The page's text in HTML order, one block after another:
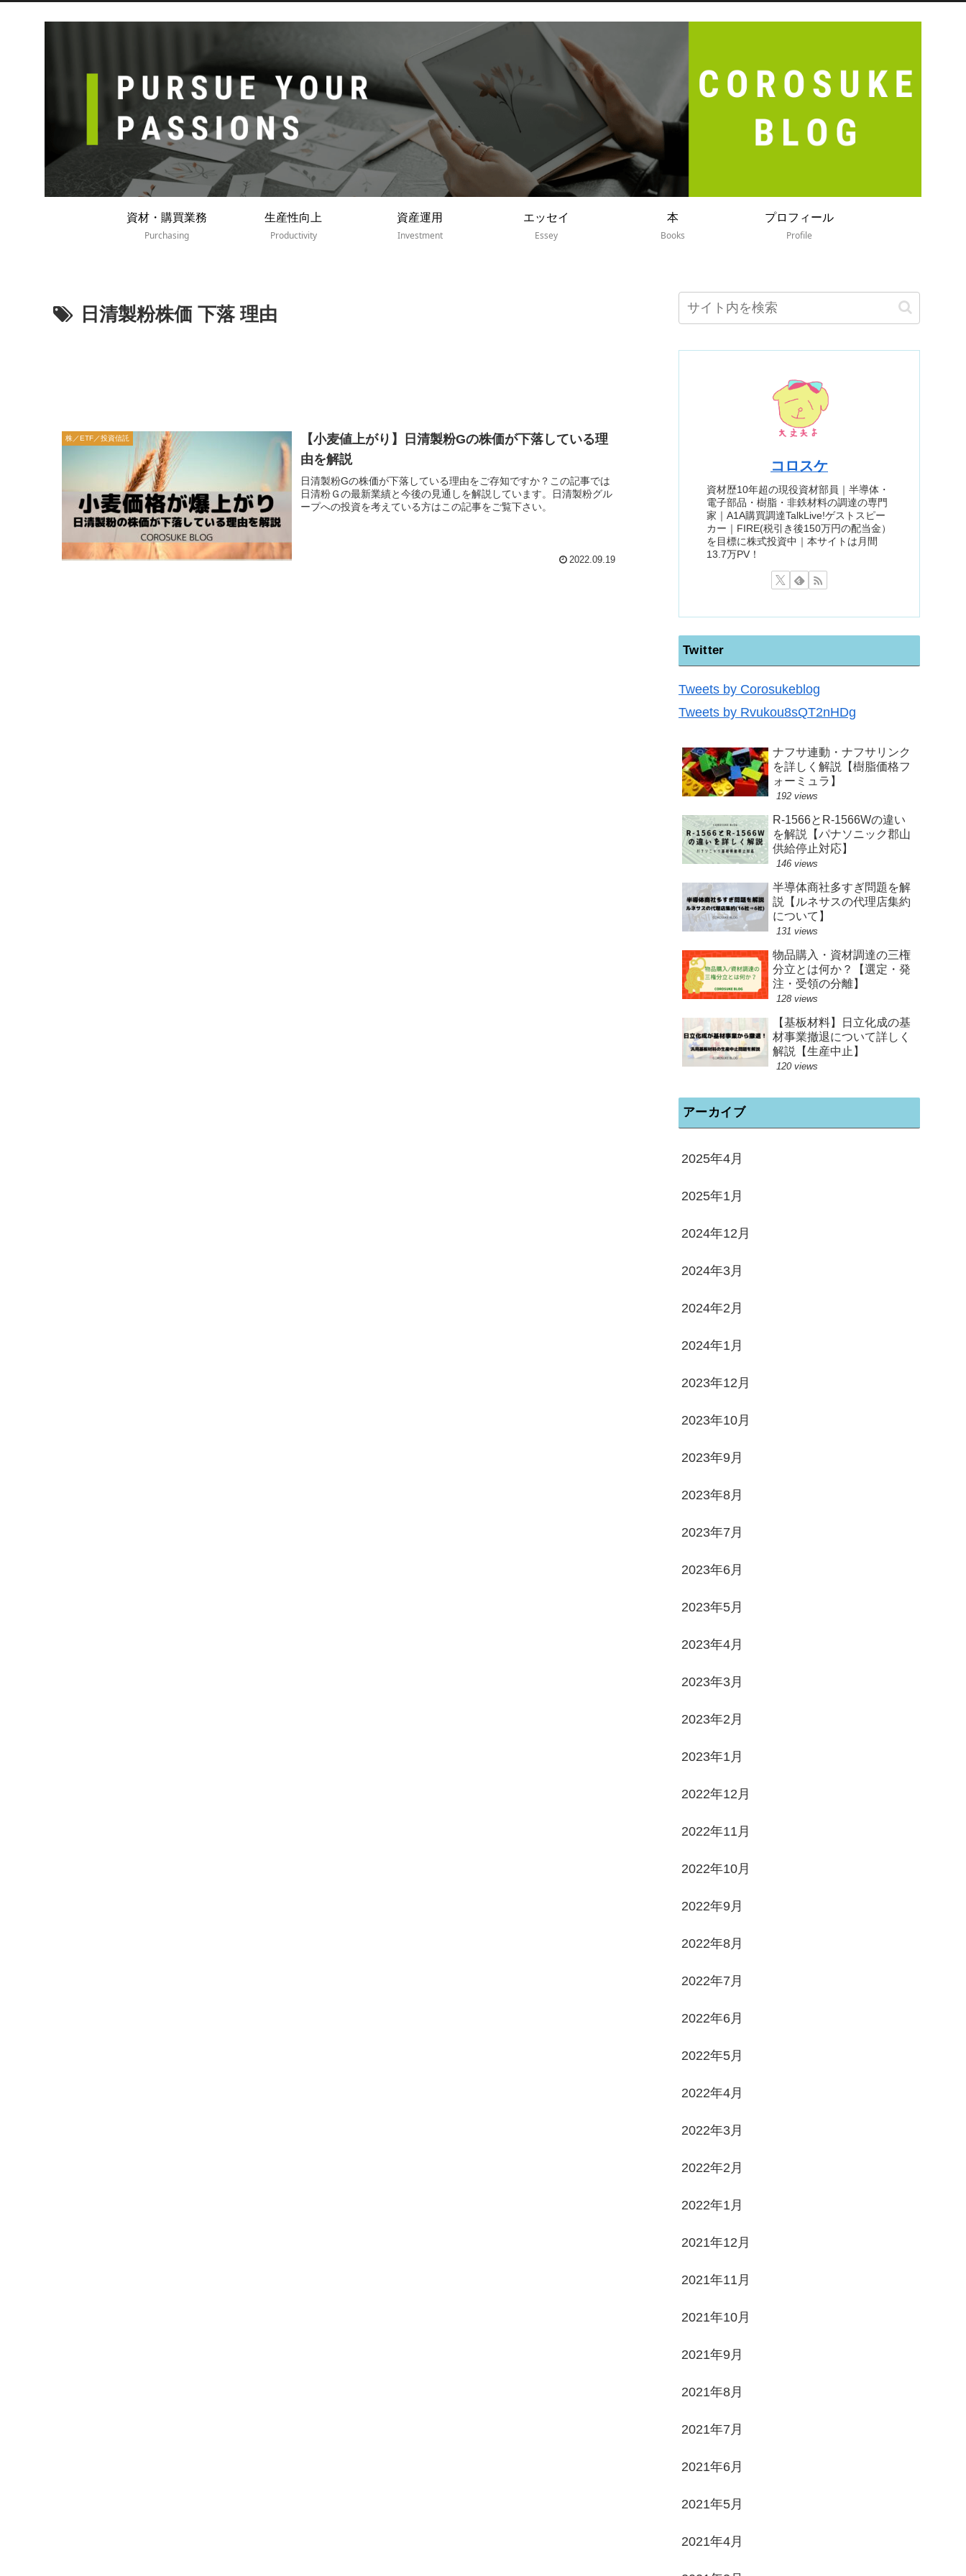
資材・購買業務
Purchasing
生産性向上
Productivity
資産運用
Investment
エッセイ
Essey
本
Books
プロフィール
Profile
日清製粉株価 下落 理由
株／ETF／投資信託
【小麦値上がり】日清製粉Gの株価が下落している理
由を解説
日清製粉Gの株価が下落している理由をご存知ですか？この記事では
日清粉Ｇの最新業績と今後の見通しを解説しています。日清製粉グル
ープへの投資を考えている方はこの記事をご覧下さい。
2022.09.19
コロスケ
資材歴10年超の現役資材部員｜半導体・
電子部品・樹脂・非鉄材料の調達の専門
家｜A1A購買調達TalkLive!ゲストスピー
カー｜FIRE(税引き後150万円の配当金）
を目標に株式投資中｜本サイトは月間
13.7万PV！
Twitter
Tweets by Corosukeblog
Tweets by Rvukou8sQT2nHDg
ナフサ連動・ナフサリンク
を詳しく解説【樹脂価格フ
ォーミュラ】
192 views
R-1566とR-1566Wの違い
を解説【パナソニック郡山
供給停止対応】
146 views
半導体商社多すぎ問題を解
説【ルネサスの代理店集約
について】
131 views
物品購入・資材調達の三権
分立とは何か？【選定・発
注・受領の分離】
128 views
【基板材料】日立化成の基
材事業撤退について詳しく
解説【生産中止】
120 views
アーカイブ
2025年4月
2025年1月
2024年12月
2024年3月
2024年2月
2024年1月
2023年12月
2023年10月
2023年9月
2023年8月
2023年7月
2023年6月
2023年5月
2023年4月
2023年3月
2023年2月
2023年1月
2022年12月
2022年11月
2022年10月
2022年9月
2022年8月
2022年7月
2022年6月
2022年5月
2022年4月
2022年3月
2022年2月
2022年1月
2021年12月
2021年11月
2021年10月
2021年9月
2021年8月
2021年7月
2021年6月
2021年5月
2021年4月